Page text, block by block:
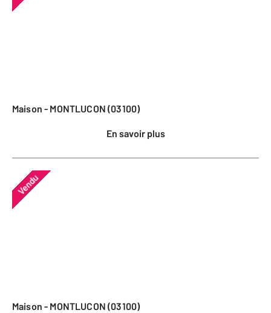
Maison - MONTLUCON (03100)
En savoir plus
Vendu
Maison - MONTLUCON (03100)